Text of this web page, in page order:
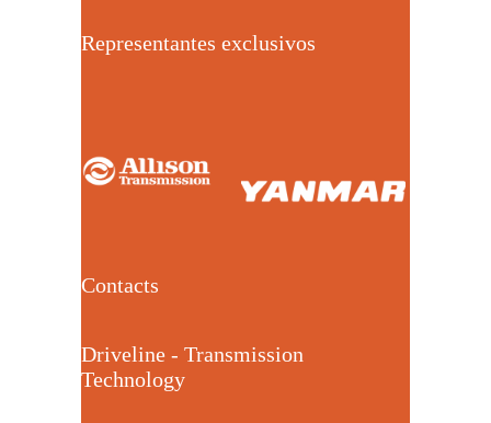
Representantes exclusivos
Contacts
Driveline - Transmission
Technology